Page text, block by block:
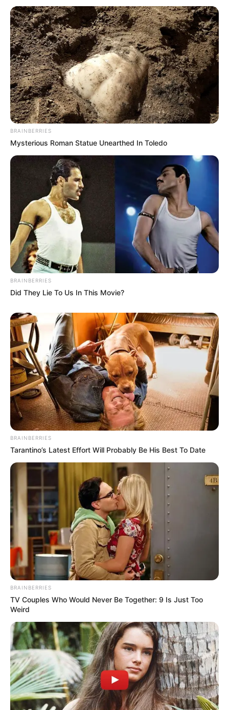
BRAINBERRIES
Mysterious Roman Statue Unearthed In Toledo
BRAINBERRIES
Did They Lie To Us In This Movie?
BRAINBERRIES
Tarantino’s Latest Effort Will Probably Be His Best To Date
BRAINBERRIES
TV Couples Who Would Never Be Together: 9 Is Just Too
Weird